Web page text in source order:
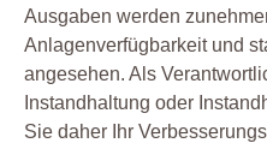
Ausgaben werden
Anlagenverfügbarkeit und
angesehen. Als
Instandhaltung oder
Sie daher Ihr